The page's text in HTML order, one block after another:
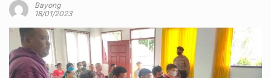
Bayong
18/01/2023